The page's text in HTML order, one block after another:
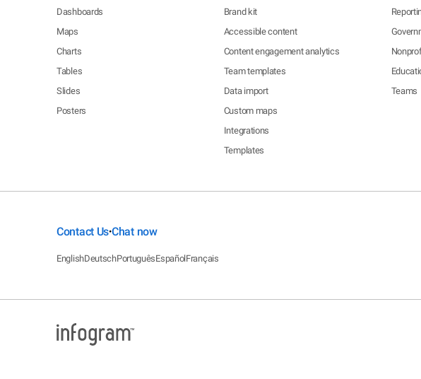
Dashboards
Maps
Charts
Tables
Slides
Posters
Brand kit
Accessible content
Content engagement analytics
Team templates
Data import
Custom maps
Integrations
Templates
Teams
Contact Us•Chat now
EnglishDeutschPortuguêsEspañolFrançais